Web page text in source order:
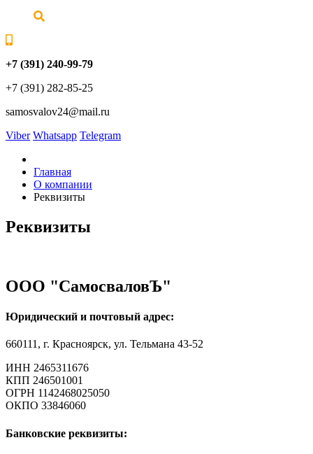
+7 (391) 240-99-79
+7 (391) 282-85-25
samosvalov24@mail.ru
Viber Whatsapp Telegram
Главная
О компании
Реквизиты
Реквизиты
ООО "СамосваловЪ"
Юридический и почтовый адрес:
660111, г. Красноярск, ул. Тельмана 43-52
ИНН 2465311676
КПП 246501001
ОГРН 1142468025050
ОКПО 33846060
Банковские реквизиты: